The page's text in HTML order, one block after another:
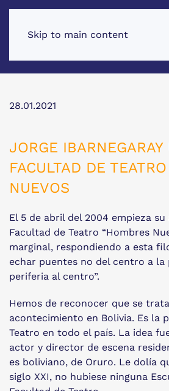
Skip to main content
28.01.2021
JORGE
FACULTAD DE
NUEVOS
El 5 de abril del 2004 empieza
Facultad de Teatro “Hombres
marginal, respondiendo a esta
echar puentes no del centro a la
periferia al centro”.
Hemos de reconocer que se
acontecimiento en Bolivia. Es la
Teatro en todo el país. La idea
actor y director de escena
es boliviano, de Oruro. Le dolía
siglo XXI, no hubiese ninguna